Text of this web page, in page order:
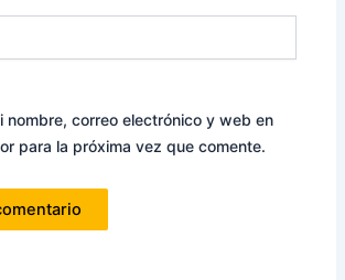
nombre, correo electrónico y web en
para la próxima vez que comente.